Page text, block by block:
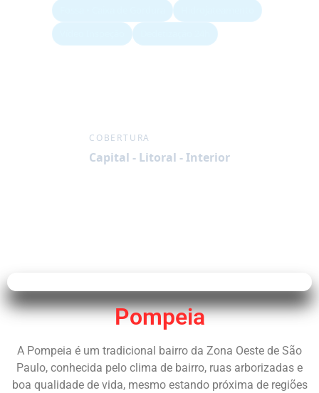
COBERTURA
Capital - Litoral - Interior
Pompeia
A Pompeia é um tradicional bairro da Zona Oeste de São
Paulo, conhecida pelo clima de bairro, ruas arborizadas e
boa qualidade de vida, mesmo estando próxima de regiões